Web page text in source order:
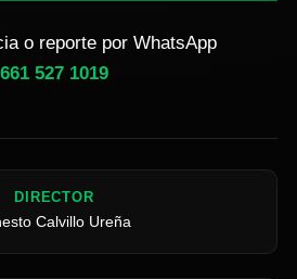
o reporte por WhatsApp
661 527 1019
DIRECTOR
Calvillo Ureña